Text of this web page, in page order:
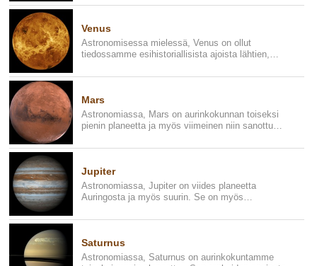
Venus
Astronomisessa mielessä, Venus on ollut
tiedossamme esihistoriallisista ajoista lähtien,
Mars
Astronomiassa, Mars on aurinkokunnan toiseksi
pienin planeetta ja myös viimeinen niin sanottu
Jupiter
Astronomiassa, Jupiter on viides planeetta
Auringosta ja myös suurin. Se on myös
Saturnus
Astronomiassa, Saturnus on aurinkokuntamme